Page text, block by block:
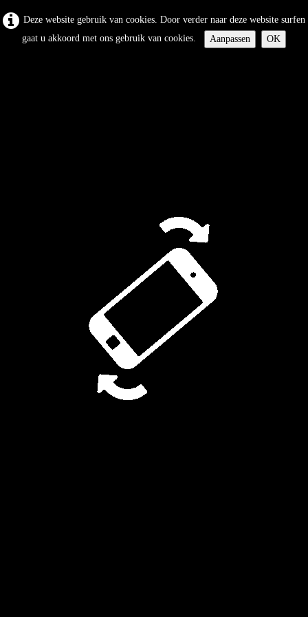
Deze website gebruik van cookies. Door verder naar deze website surfen
gaat u akkoord met ons gebruik van cookies.
Aanpassen OK